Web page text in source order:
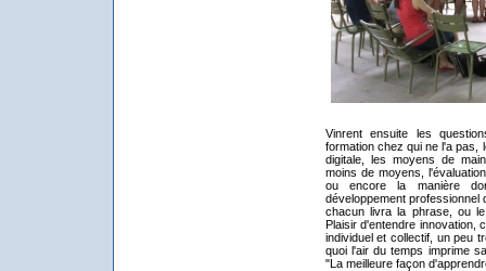
Vinrent ensuite les
formation chez qui ne l'a
digitale, les moyens de
moins de moyens,
ou encore la manière
développement
chacun livra la phrase, ou
Plaisir d'entendre innovation,
individuel et collectif, un peu
quoi l'air du temps imprime
"La meilleure façon